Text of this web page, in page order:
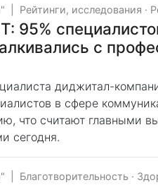
Рейтинги, исследования ·
95%
с
диджитал-
в сфере
что считают главными
сегодня.
Благотворительность ·